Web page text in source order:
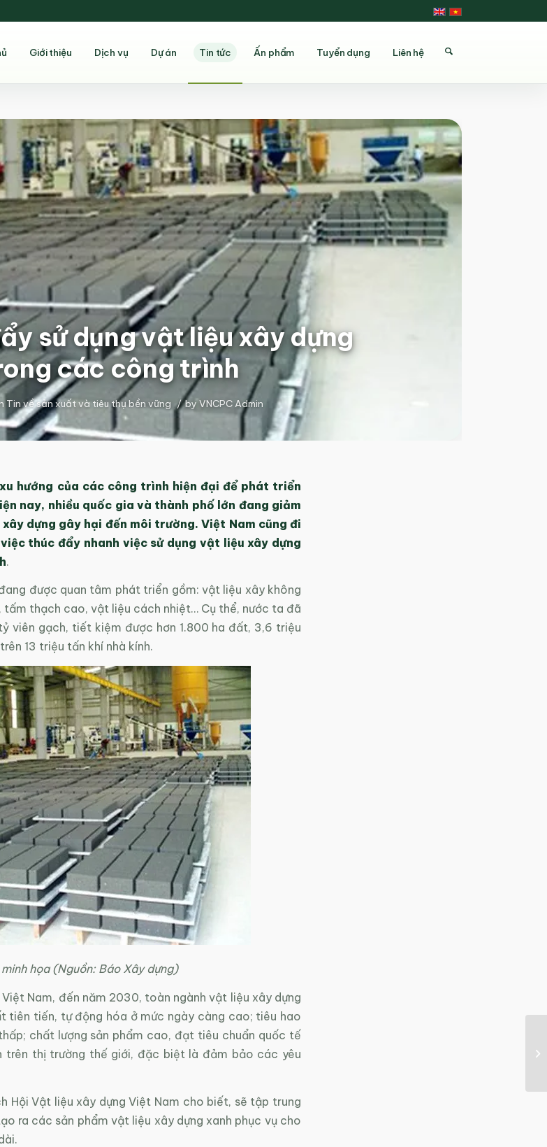
Giới thiệu Dịch vụ Dự án Tin tức Ấn phẩm Tuyển dụng Liên hệ
sử dụng vật liệu xây dựng
các công trình
Tin về sản xuất và tiêu thụ bền vững / byVNCPC Admin
hướng của các công trình hiện đại để phát triển
nay, nhiều quốc gia và thành phố lớn đang giảm
dựng gây hại đến môi trường. Việt Nam cũng đi
thúc đẩy nhanh việc sử dụng vật liệu xây dựng
.
được quan tâm phát triển gồm: vật liệu xây không
tấm thạch cao, vật liệu cách nhiệt… Cụ thể, nước ta đã
viên gạch, tiết kiệm được hơn 1.800 ha đất, 3,6 triệu
13 triệu tấn khí nhà kính.
họa (Nguồn: Báo Xây dựng)
Nam, đến năm 2030, toàn ngành vật liệu xây dựng
tiên tiến, tự động hóa ở mức ngày càng cao; tiêu hao
chất lượng sản phẩm cao, đạt tiêu chuẩn quốc tế
trên thị trường thế giới, đặc biệt là đảm bảo các yêu
Hội Vật liệu xây dựng Việt Nam cho biết, sẽ tập trung
ra các sản phẩm vật liệu xây dựng xanh phục vụ cho